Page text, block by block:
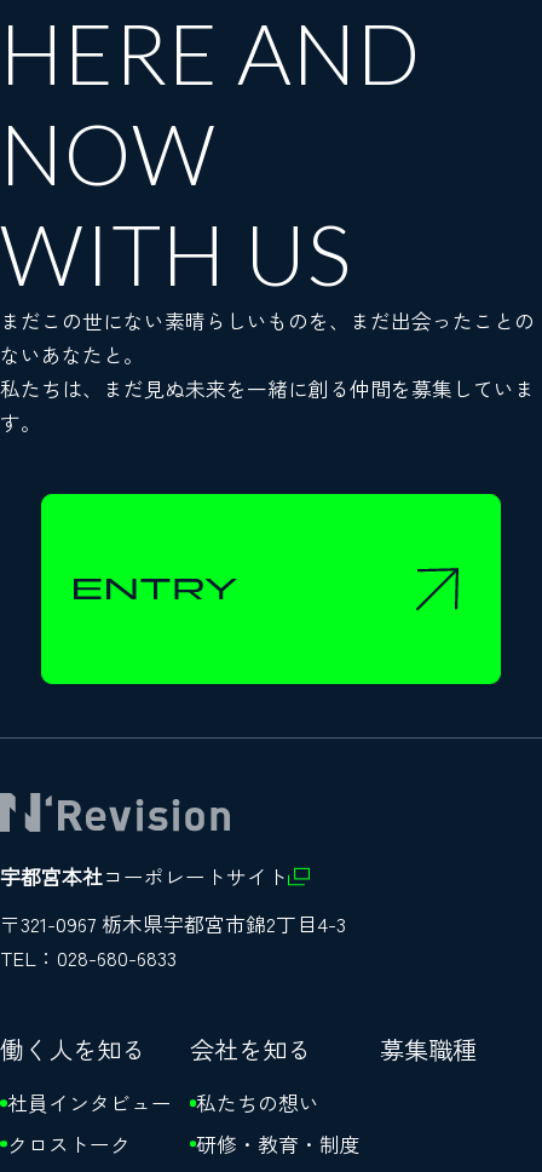
まだこの世にない素晴らしいものを、まだ出会ったことの
ないあなたと。
私たちは、まだ見ぬ未来を一緒に創る仲間を募集していま
す。
HERE AND
NOW
WITH US
宇都宮本社コーポレートサイト
〒321-0967 栃木県宇都宮市錦2丁目4-3
TEL：028-680-6833
働く人を知る
社員インタビュー
クロストーク
会社を知る
私たちの想い
研修・教育・制度
募集職種